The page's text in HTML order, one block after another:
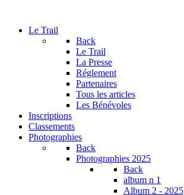
Le Trail
Back
Le Trail
La Presse
Réglement
Partenaires
Tous les articles
Les Bénévoles
Inscriptions
Classements
Photographies
Back
Photographies 2025
Back
album n 1
Album 2 - 2025